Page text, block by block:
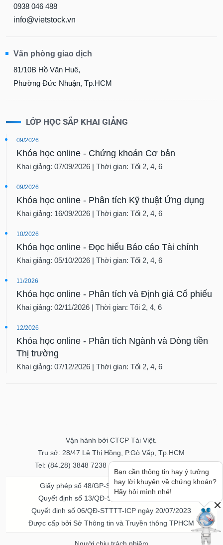
0938 046 488
info@vietstock.vn
Văn phòng giao dịch
81/10B Hồ Văn Huê,
Phường Đức Nhuận, Tp.HCM
LỚP HỌC SẮP KHAI GIẢNG
09/2026
Khóa học online - Chứng khoán Cơ bản
Khai giảng: 07/09/2026 | Thời gian: Tối 2, 4, 6
09/2026
Khóa học online - Phân tích Kỹ thuật Ứng dụng
Khai giảng: 16/09/2026 | Thời gian: Tối 2, 4, 6
10/2026
Khóa học online - Đọc hiểu Báo cáo Tài chính
Khai giảng: 05/10/2026 | Thời gian: Tối 2, 4, 6
11/2026
Khóa học online - Phân tích và Định giá Cổ phiếu
Khai giảng: 02/11/2026 | Thời gian: Tối 2, 4, 6
12/2026
Khóa học online - Phân tích Ngành và Dòng tiền
Thị trường
Khai giảng: 07/12/2026 | Thời gian: Tối 2, 4, 6
Vận hành bởi CTCP Tài Việt.
Trụ sở: 28/47 Lê Thị Hồng, P.Gò Vấp, Tp.HCM
Tel: (84.28) 3848 7238 - Fax: (84.28) 3848 7237
Giấy phép số 48/GP-STTTT ngày 04/11/2016
Quyết định số 13/QĐ-STTTT ngày 02/11/2017
Quyết định số 06/QĐ-STTTT-ICP ngày 20/07/2023
Được cấp bởi Sở Thông tin và Truyền thông TPHCM
Người chịu trách nhiệm
Bạn cần thông tin hay ý tưởng
hay lời khuyên về chứng khoán?
Hãy hỏi mình nhé!